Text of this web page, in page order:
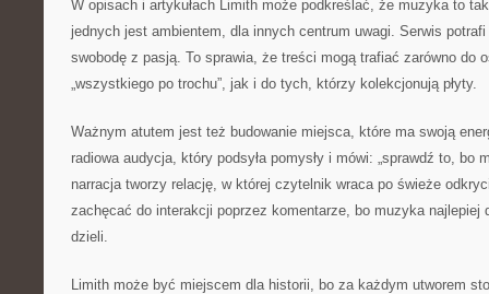
W opisach i artykułach Limith może podkreślać, że muzyka to
jednych jest ambientem, dla innych centrum uwagi. Serwis
swobodę z pasją. To sprawia, że treści mogą trafiać zarówno do
„wszystkiego po trochu”, jak i do tych, którzy kolekcjonują płyty.
Ważnym atutem jest też budowanie miejsca, które ma swoją
radiowa audycja, który podsyła pomysły i mówi: „sprawdź to, bo
narracja tworzy relację, w której czytelnik wraca po świeże
zachęcać do interakcji poprzez komentarze, bo muzyka najlepiej
dzieli.
Limith może być miejscem dla historii, bo za każdym utworem